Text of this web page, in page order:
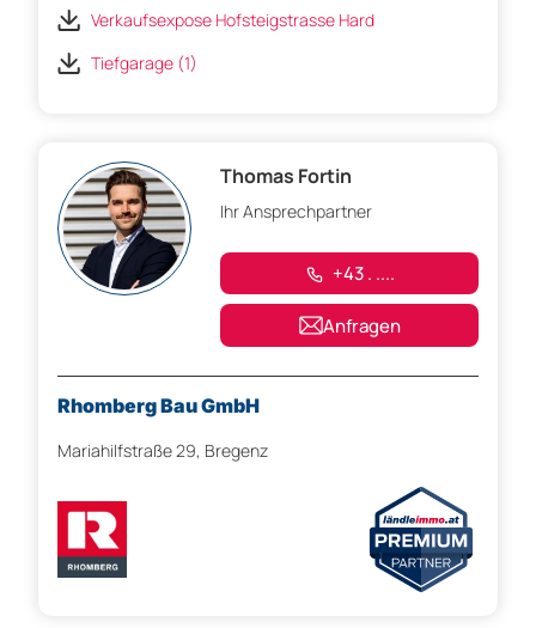
Verkaufsexpose Hofsteigstrasse Hard
Tiefgarage (1)
Thomas Fortin
Ihr Ansprechpartner
+43 . ....
Anfragen
Rhomberg Bau GmbH
Mariahilfstraße 29, Bregenz